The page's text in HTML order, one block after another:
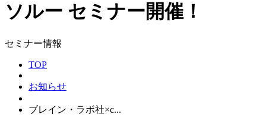
ソルー セミナー開催！
セミナー情報
TOP
お知らせ
ブレイン・ラボ社×c...